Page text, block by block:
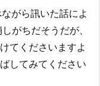
がら訊いた話によ
がちだそうだが、
てくださいますよ
してみてください